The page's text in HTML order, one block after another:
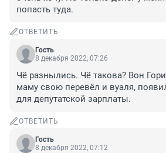
попасть туда.
ОТВЕТИТЬ
Гость
8 декабря 2022, 07:26
Чё разнылись. Чё такова? Вон
маму свою перевёл и вуаля,
для депутатской зарплаты.
ОТВЕТИТЬ
Гость
8 декабря 2022, 07:12